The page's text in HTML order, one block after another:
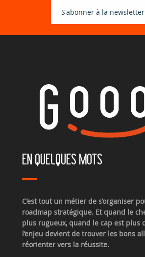
S'abonner à la newsletter
EN QUELQUES MOTS
C’est tout un métier de s’organiser
roadmap stratégique. Et quand le
plus rugueux, quand le cap est plus
l’enjeu devient de trouver les bons
réorienter vers la réussite.